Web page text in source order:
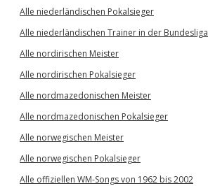
Alle niederländischen Pokalsieger
Alle niederländischen Trainer in der Bundesliga
Alle nordirischen Meister
Alle nordirischen Pokalsieger
Alle nordmazedonischen Meister
Alle nordmazedonischen Pokalsieger
Alle norwegischen Meister
Alle norwegischen Pokalsieger
Alle offiziellen WM-Songs von 1962 bis 2002